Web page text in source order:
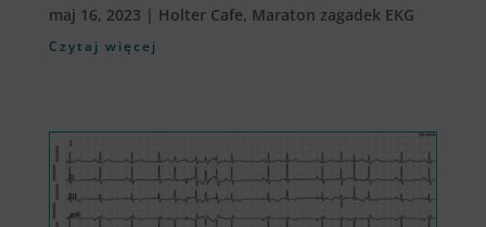
maj 16, 2023 | Holter Cafe, Maraton zagadek EKG
Czytaj więcej